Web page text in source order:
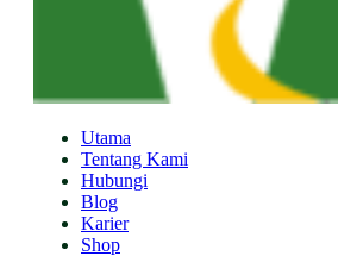
Utama
Tentang Kami
Hubungi
Blog
Karier
Shop